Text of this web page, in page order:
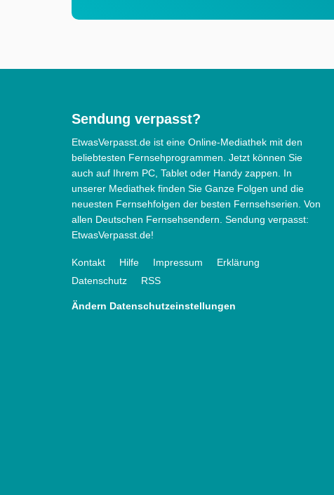
Sendung verpasst?
EtwasVerpasst.de ist eine Online-Mediathek mit den
beliebtesten Fernsehprogrammen. Jetzt können Sie
auch auf Ihrem PC, Tablet oder Handy zappen. In
unserer Mediathek finden Sie Ganze Folgen und die
neuesten Fernsehfolgen der besten Fernsehserien. Von
allen Deutschen Fernsehsendern. Sendung verpasst:
EtwasVerpasst.de!
Kontakt Hilfe Impressum
Erklärung
Datenschutz
RSS
Ändern Datenschutzeinstellungen